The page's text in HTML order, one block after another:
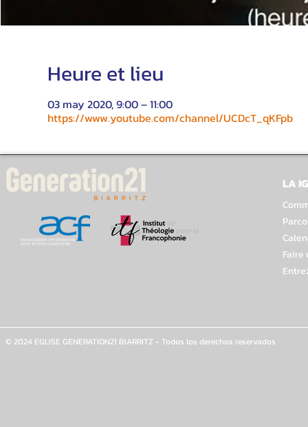
Heure et lieu
03 may 2020, 9:00 – 11:00
https://www.youtube.com/channel/UCDcT_qKFpb
LA
Faire
© 2024 EGLISE GENERATION21 BIARRITZ - Todos los derechos reservados